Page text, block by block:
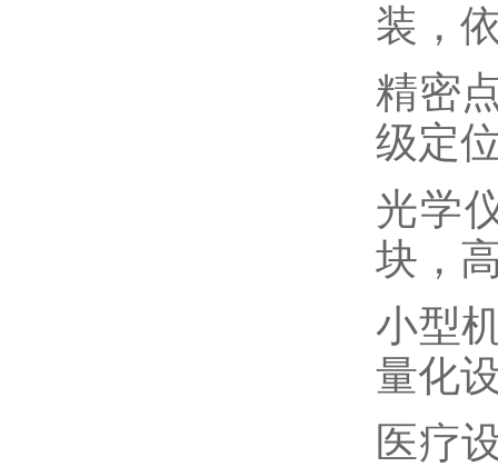
装，
精密
级定
光学
块，
小型
量化
医疗